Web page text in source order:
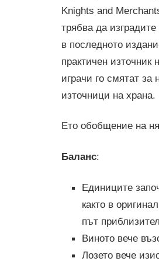
Knights and
трябва да
в последното
практичен източник
играчи го смятат за
източници на храна.
Ето обобщение на
Баланс:
Единиците
както в
път
Виното вече
Лозето вече